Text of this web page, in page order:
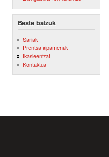
Beste batzuk
Sariak
Prentsa aipamenak
Ikasleentzat
Kontaktua